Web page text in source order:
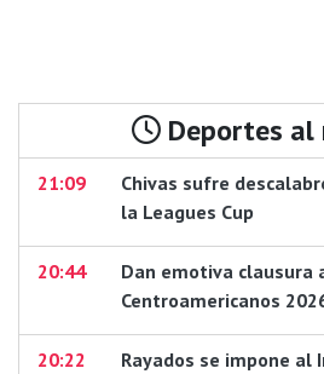
Deportes
21:09
Chivas sufre
la Leagues Cup
20:44
Dan emotiva clausura
Centroamericanos
20:22
Rayados se impone al